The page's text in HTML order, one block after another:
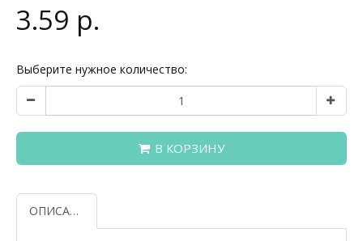
3.59 р.
Выберите нужное количество:
В КОРЗИНУ
ОПИСАНИЕ